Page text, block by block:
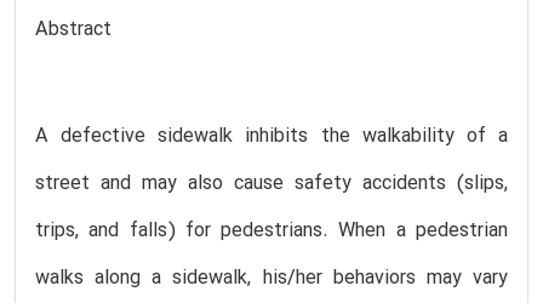
Abstract
A defective sidewalk inhibits the walkability of a
street and may also cause safety accidents (slips,
trips, and falls) for pedestrians. When a pedestrian
walks along a sidewalk, his/her behaviors may vary